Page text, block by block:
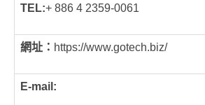
TEL:+ 886 4 2359-0061
網址： https://www.gotech.biz/
E-mail: